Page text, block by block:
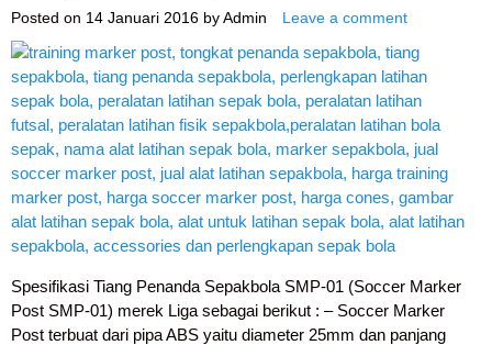
Posted on 14 Januari 2016 by Admin Leave a comment
Spesifikasi Tiang Penanda Sepakbola SMP-01 (Soccer Marker
Post SMP-01) merek Liga sebagai berikut : – Soccer Marker
Post terbuat dari pipa ABS yaitu diameter 25mm dan panjang